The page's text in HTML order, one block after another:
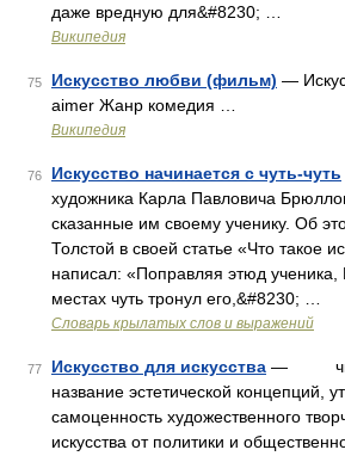
даже вредную для&#8230; …
Википедия
75 Искусство любви (фильм) —
aimer Жанр комедия …
Википедия
76 Искусство начинается с чуть-чуть
художника Карла Павловича
сказанные им своему ученику. Об
Толстой в своей статье «Что такое
написал: «Поправляя этюд ученика,
местах чуть тронул его,&#8230; …
Словарь крылатых слов и выражений
77 Искусство для искусства —
название эстетической концепций,
самоценность художественного
искусства от политики и